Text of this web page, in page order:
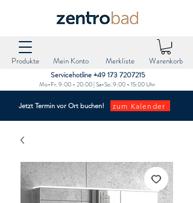
Mein Konto Merkliste Warenkorb
Produkte
Servicehotline +49 173 7207215‬
Mo-Fr. 9:00 - 20:00 | Sa-So. 9:00 - 15:00 Uhr
Jetzt Termin vor Ort buchen! zum Kalender